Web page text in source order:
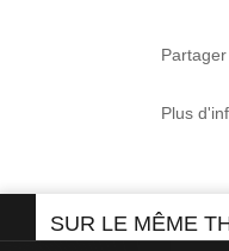
Partager
Plus
SUR LE MÊME